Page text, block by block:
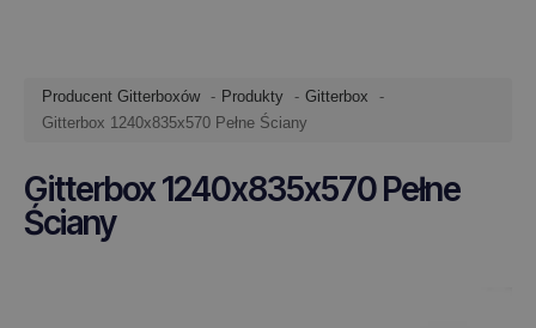
Producent Gitterboxów Produkty
Gitterbox
Gitterbox 1240x835x570 Pełne Ściany
Gitterbox 1240x835x570 Pełne
Ściany